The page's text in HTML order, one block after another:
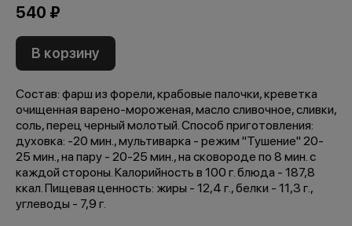
540 ₽
В корзину
Состав: фарш из форели, крабовые палочки, креветка
очищенная варено-мороженая, масло сливочное, сливки,
соль, перец черный молотый. Способ приготовления:
духовка: -20 мин., мультиварка - режим "Тушение" 20-
25 мин., на пару - 20-25 мин., на сковороде по 8 мин. с
каждой стороны. Калорийность в 100 г. блюда - 187,8
ккал. Пищевая ценность: жиры - 12,4 г., белки - 11,3 г.,
углеводы - 7,9 г.